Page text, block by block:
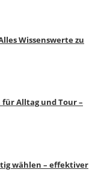
Wissenswerte zu
Alltag und Tour –
wählen – effektiver